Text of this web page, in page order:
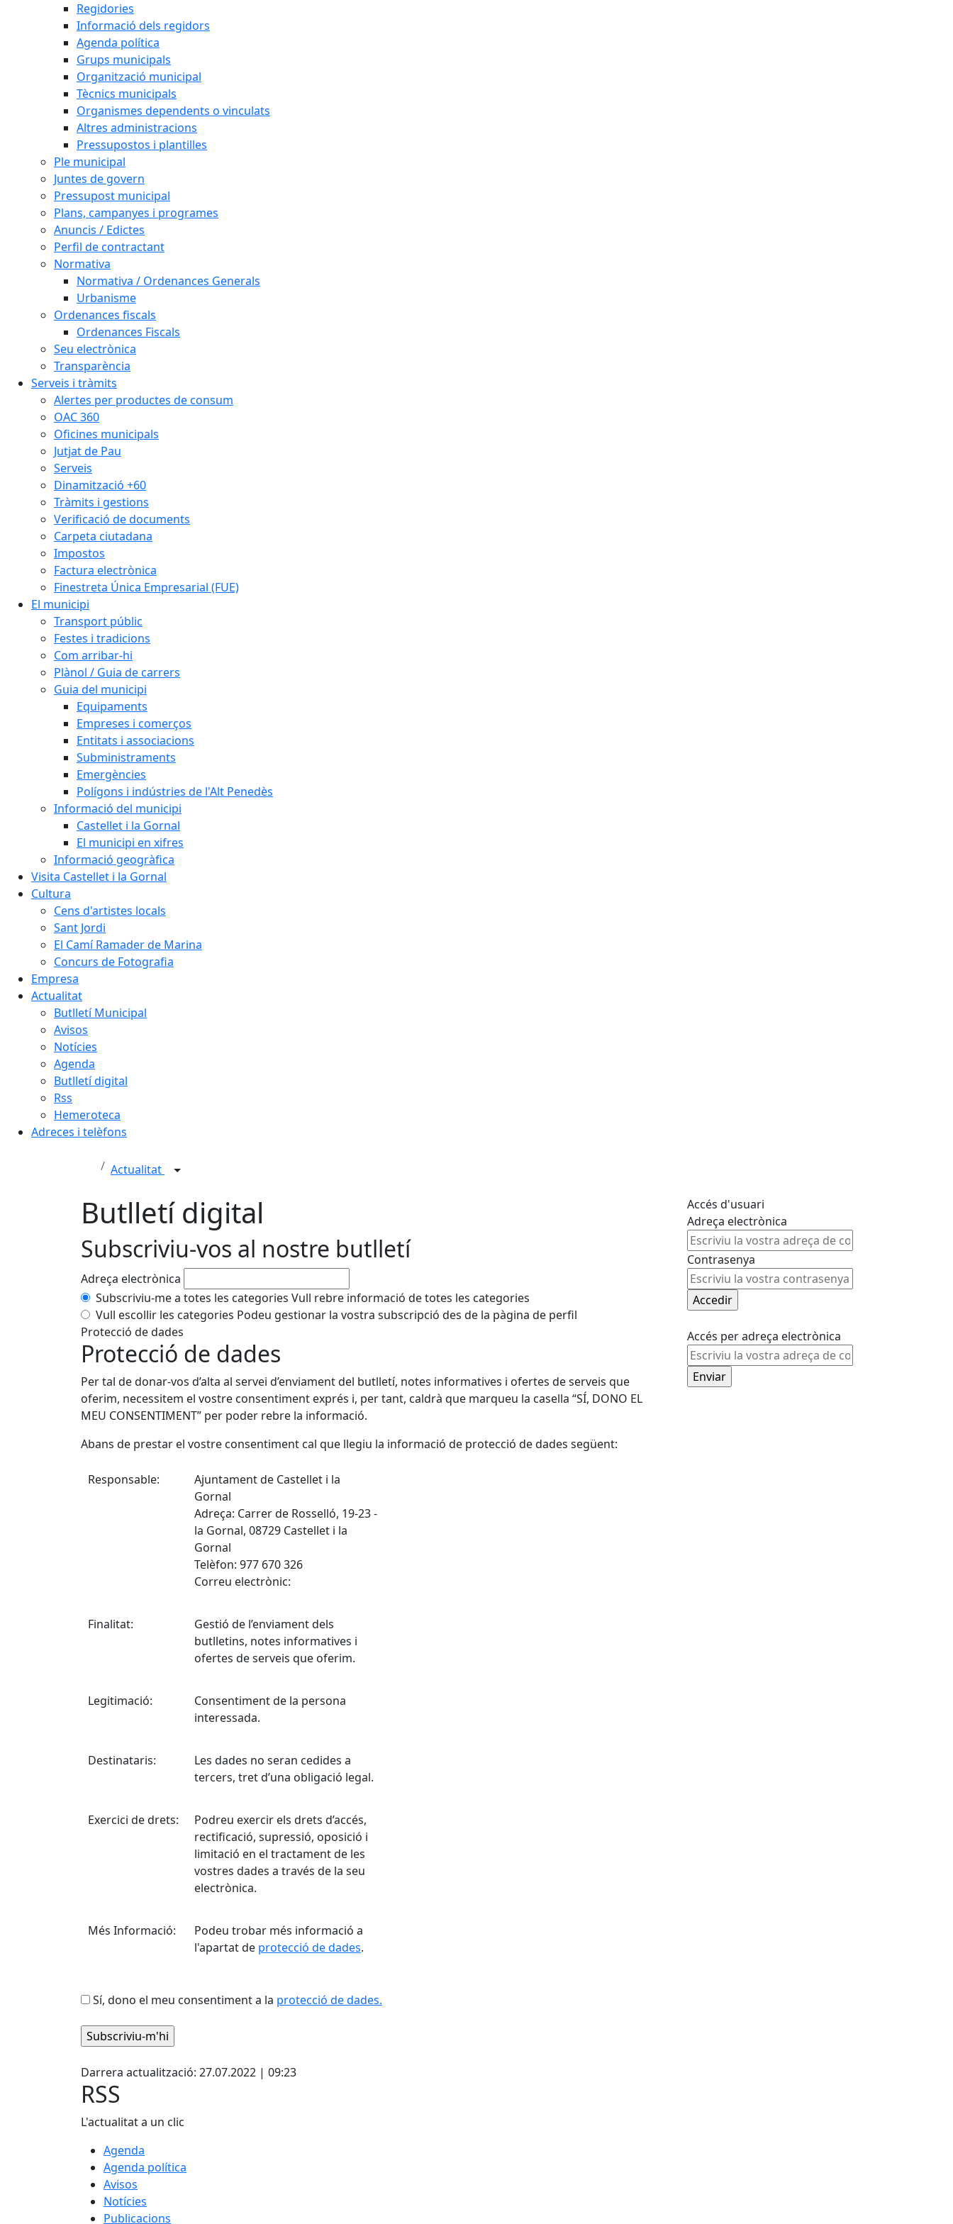
Regidories
Informació dels regidors
Agenda política
Grups municipals
Organització municipal
Tècnics municipals
Organismes dependents o vinculats
Altres administracions
Pressupostos i plantilles
Ple municipal
Juntes de govern
Pressupost municipal
Plans, campanyes i programes
Anuncis / Edictes
Perfil de contractant
Normativa
Normativa / Ordenances Generals
Urbanisme
Ordenances fiscals
Ordenances Fiscals
Seu electrònica
Transparència
Serveis i tràmits
Alertes per productes de consum
OAC 360
Oficines municipals
Jutjat de Pau
Serveis
Dinamització +60
Tràmits i gestions
Verificació de documents
Carpeta ciutadana
Impostos
Factura electrònica
Finestreta Única Empresarial (FUE)
El municipi
Transport públic
Festes i tradicions
Com arribar-hi
Plànol / Guia de carrers
Guia del municipi
Equipaments
Empreses i comerços
Entitats i associacions
Subministraments
Emergències
Polígons i indústries de l'Alt Penedès
Informació del municipi
Castellet i la Gornal
El municipi en xifres
Informació geogràfica
Visita Castellet i la Gornal
Cultura
Cens d'artistes locals
Sant Jordi
El Camí Ramader de Marina
Concurs de Fotografia
Empresa
Actualitat
Butlletí Municipal
Avisos
Notícies
Agenda
Butlletí digital
Rss
Hemeroteca
Adreces i telèfons
Actualitat
Butlletí digital
Subscriviu-vos al nostre butlletí
Adreça electrònica
Subscriviu-me a totes les categories Vull rebre informació de totes les categories
Vull escollir les categories Podeu gestionar la vostra subscripció des de la pàgina de perfil
Protecció de dades
Protecció de dades
Per tal de donar-vos d’alta al servei d’enviament del butlletí, notes informatives i ofertes de serveis que
oferim, necessitem el vostre consentiment exprés i, per tant, caldrà que marqueu la casella “SÍ, DONO EL
MEU CONSENTIMENT” per poder rebre la informació.
Abans de prestar el vostre consentiment cal que llegiu la informació de protecció de dades següent:
Responsable:
Ajuntament de Castellet i la
Gornal
Adreça: Carrer de Rosselló, 19-23 -
la Gornal, 08729 Castellet i la
Gornal
Telèfon: 977 670 326
Correu electrònic:
Finalitat:
Gestió de l’enviament dels
butlletins, notes informatives i
ofertes de serveis que oferim.
Legitimació:
Consentiment de la persona
interessada.
Destinataris:
Les dades no seran cedides a
tercers, tret d’una obligació legal.
Exercici de drets:
Podreu exercir els drets d’accés,
rectificació, supressió, oposició i
limitació en el tractament de les
vostres dades a través de la seu
electrònica.
Més Informació:
Podeu trobar més informació a
l'apartat de protecció de dades.
Sí, dono el meu consentiment a la protecció de dades.
Darrera actualització: 27.07.2022 | 09:23
Accés d'usuari
Adreça electrònica
Contrasenya
Accés per adreça electrònica
RSS
L'actualitat a un clic
Agenda
Agenda política
Avisos
Notícies
Publicacions